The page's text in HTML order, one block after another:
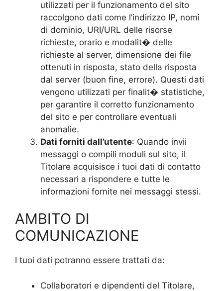
utilizzati per il funzionamento del sito
raccolgono dati come l’indirizzo IP, nomi
di dominio, URI/URL delle risorse
richieste, orario e modalit� delle
richieste al server, dimensione dei file
ottenuti in risposta, stato della risposta
dal server (buon fine, errore). Questi dati
vengono utilizzati per finalit� statistiche,
per garantire il corretto funzionamento
del sito e per controllare eventuali
anomalie.
Dati forniti dall’utente: Quando invii
messaggi o compili moduli sul sito, il
Titolare acquisisce i tuoi dati di contatto
necessari a rispondere e tutte le
informazioni fornite nei messaggi stessi.
AMBITO DI
COMUNICAZIONE
I tuoi dati potranno essere trattati da:
Collaboratori e dipendenti del Titolare,